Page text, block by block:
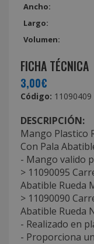
Ancho:
Largo:
Volumen:
FICHA TÉCNICA
3,00€
Código: 11090409
DESCRIPCIÓN:
Mango Plastico
Con Pala
- Mango valido
> 11090095
Abatible Rueda
> 11090090
Abatible Rueda
- Realizado en
- Proporciona